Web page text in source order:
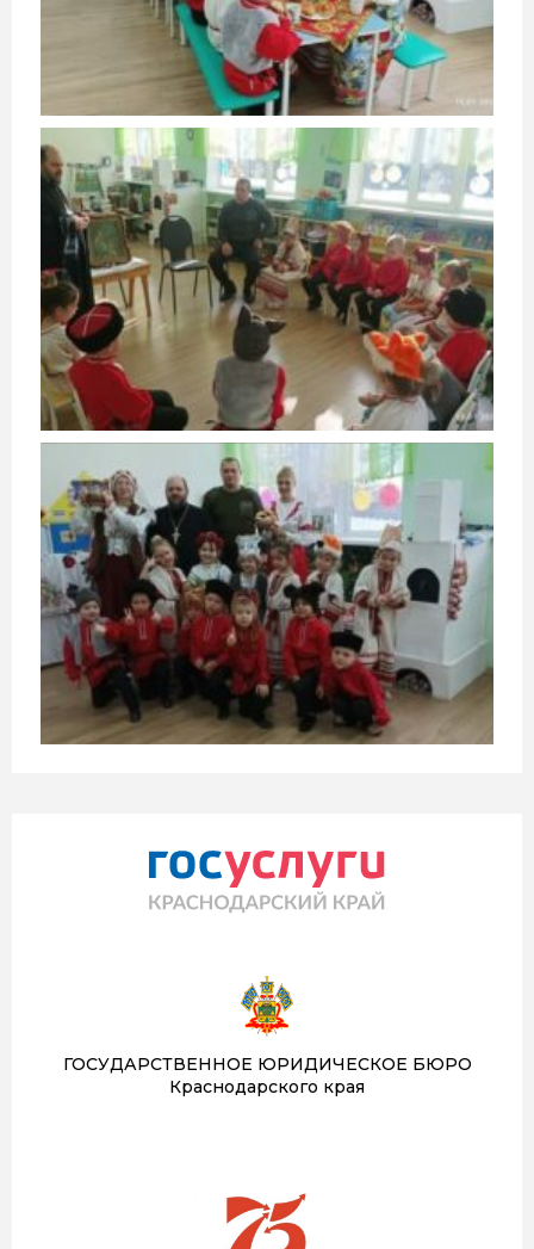
ГОСУДАРСТВЕННОЕ ЮРИДИЧЕСКОЕ БЮРО
Краснодарского края